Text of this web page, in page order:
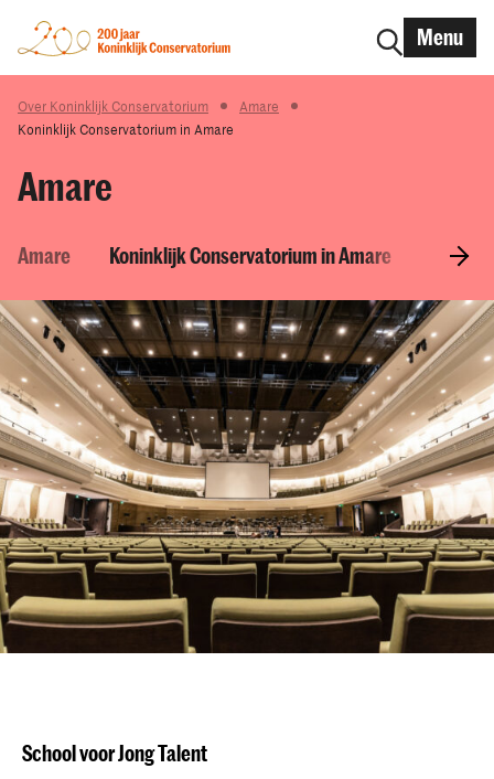
Menu
Over Koninklijk Conservatorium
Amare
Koninklijk Conservatorium in Amare
Amare
Amare Koninklijk Conservatorium in Amare
School voor Jong Talent